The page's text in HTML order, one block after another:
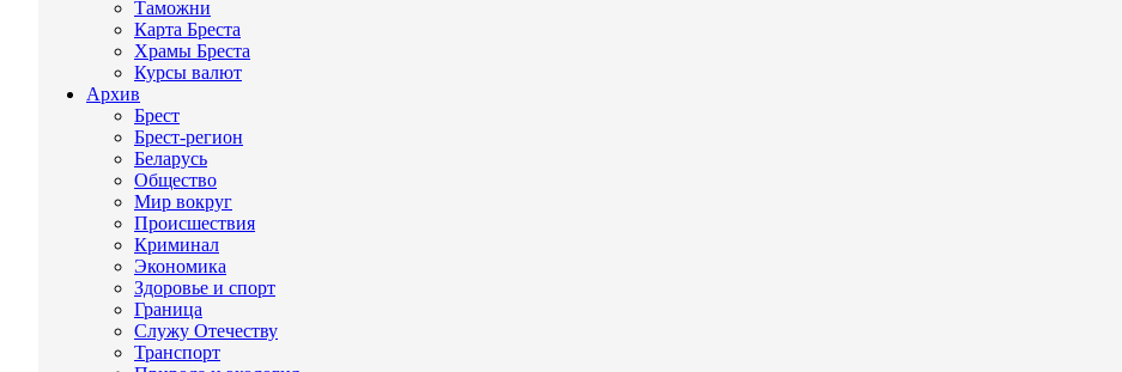
Таможни
Карта Бреста
Храмы Бреста
Курсы валют
Архив
Брест
Брест-регион
Беларусь
Общество
Мир вокруг
Происшествия
Криминал
Экономика
Здоровье и спорт
Граница
Служу Отечеству
Транспорт